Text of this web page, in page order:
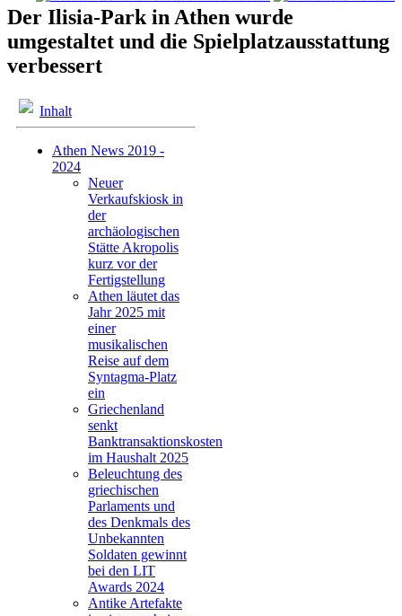
Der Ilisia-Park in Athen wurde
umgestaltet und die Spielplatzausstattung
verbessert
Inhalt
Athen News 2019 -
2024
Neuer
Verkaufskiosk in
der
archäologischen
Stätte Akropolis
kurz vor der
Fertigstellung
Athen läutet das
Jahr 2025 mit
einer
musikalischen
Reise auf dem
Syntagma-Platz
ein
Griechenland
senkt
Banktransaktionskosten
im Haushalt 2025
Beleuchtung des
griechischen
Parlaments und
des Denkmals des
Unbekannten
Soldaten gewinnt
bei den LIT
Awards 2024
Antike Artefakte